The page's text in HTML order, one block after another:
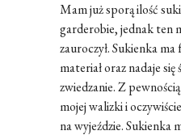
Mam już sporą ilość
garderobie, jednak ten
zauroczył. Sukienka
materiał oraz nadaje
zwiedzanie. Z
mojej walizki i
na wyjeździe. Sukienka